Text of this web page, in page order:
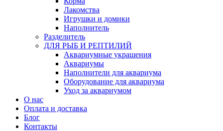
Лакомства
Игрушки и домики
Наполнитель
Разделитель
ДЛЯ РЫБ И РЕПТИЛИЙ
Аквариумные украшения
Аквариумы
Наполнители для аквариума
Оборудование для аквариума
Уход за аквариумом
О нас
Оплата и доставка
Блог
Контакты